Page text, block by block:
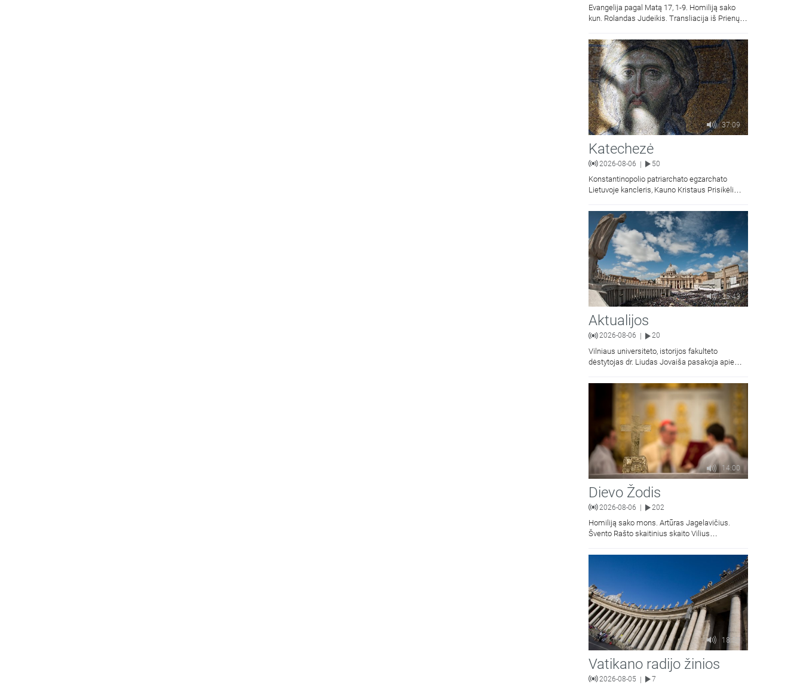
Evangelija pagal Matą 17, 1-9. Homiliją sako
kun. Rolandas Judeikis. Transliacija iš Prienų
37:09
Katechezė
2026-08-06 | 50
Konstantinopolio patriarchato egzarchato
Lietuvoje kancleris, Kauno Kristaus Prisikėlimo
kunigas Vitalijus Mockus pasakoja apie
Kristaus Atsimainymo šventę.
35:43
Aktualijos
2026-08-06 20
Vilniaus universiteto, istorijos fakulteto
dėstytojas dr. Liudas Jovaiša pasakoja apie
Jacevičius.
14:00
Dievo Žodis
2026-08-06 202
Homiliją sako mons. Artūras Jagelavičius.
Švento Rašto skaitinius skaito Vilius
18:58
Vatikano radijo žinios
2026-08-05 | 7